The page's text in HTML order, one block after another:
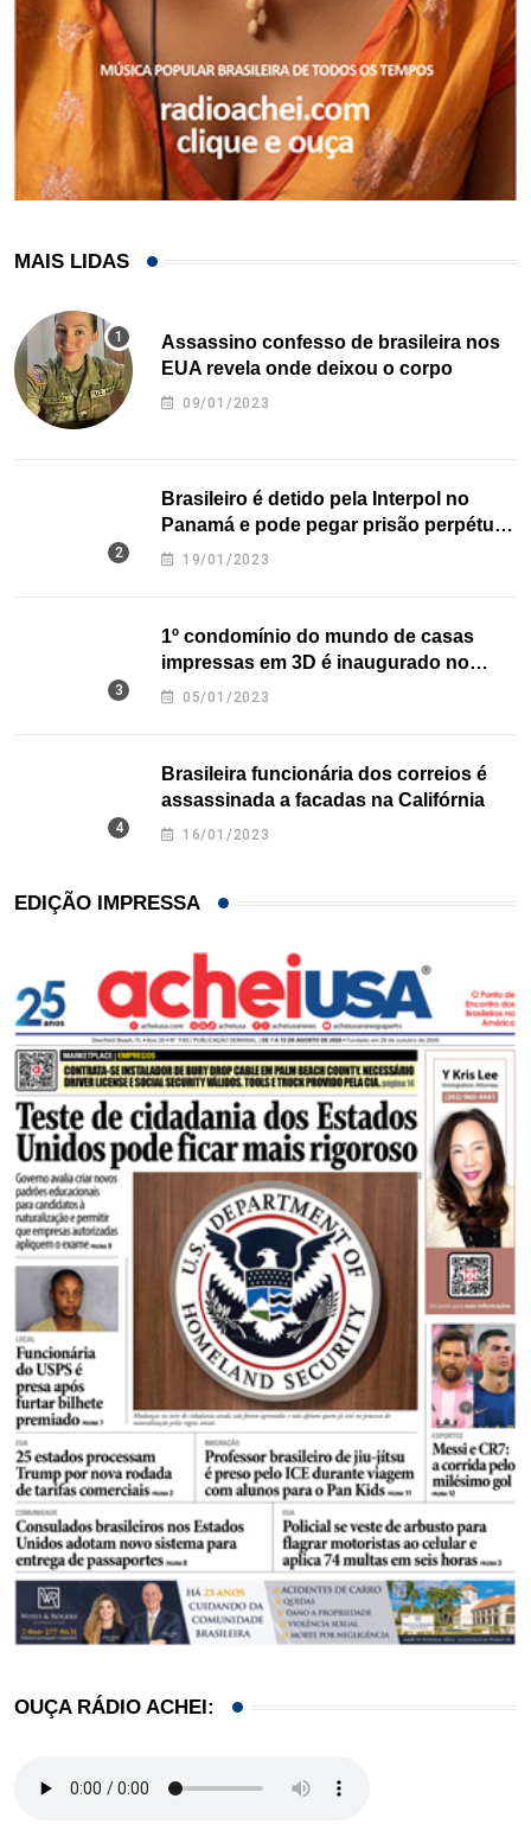
MAIS LIDAS
Assassino confesso de brasileira nos
EUA revela onde deixou o corpo
09/01/2023
Brasileiro é detido pela Interpol no
Panamá e pode pegar prisão perpétua
nos EUA
19/01/2023
1º condomínio do mundo de casas
impressas em 3D é inaugurado no
Texas
05/01/2023
Brasileira funcionária dos correios é
assassinada a facadas na Califórnia
16/01/2023
EDIÇÃO IMPRESSA
OUÇA RÁDIO ACHEI: